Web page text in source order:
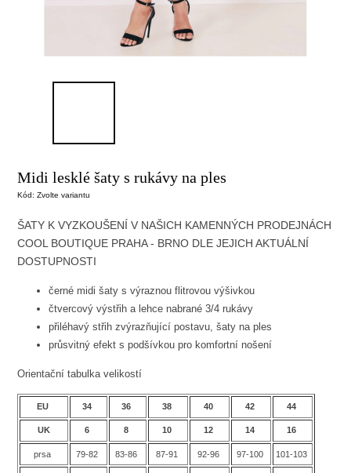
Midi lesklé šaty s rukávy na ples
Kód: Zvolte variantu
ŠATY K VYZKOUŠENÍ V NAŠICH KAMENNÝCH PRODEJNÁCH
COOL BOUTIQUE PRAHA - BRNO DLE JEJICH AKTUÁLNÍ
DOSTUPNOSTI
černé midi šaty s výraznou flitrovou výšivkou
čtvercový výstřih a lehce nabrané 3/4 rukávy
přiléhavý střih zvýrazňující postavu, šaty na ples
průsvitný efekt s podšívkou pro komfortní nošení
Orientační tabulka velikostí
EU 34 36 38 40 42 44
UK 6 8 10 12 14 16
prsa 79-82 83-86 87-91 92-96 97-100 101-103